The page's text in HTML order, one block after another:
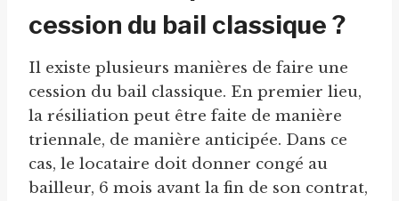
cession du bail classique ?
Il existe plusieurs manières de faire une
cession du bail classique. En premier lieu,
la résiliation peut être faite de manière
triennale, de manière anticipée. Dans ce
cas, le locataire doit donner congé au
bailleur, 6 mois avant la fin de son contrat,